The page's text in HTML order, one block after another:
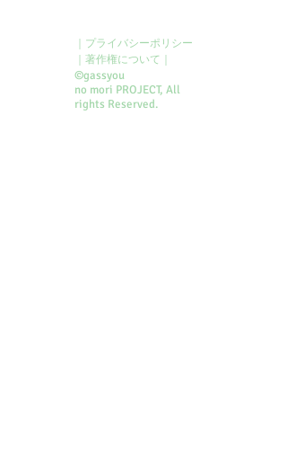
｜プライバシーポリシー
｜著作権について｜
©gassyou
no mori PROJECT, All
rights Reserved.